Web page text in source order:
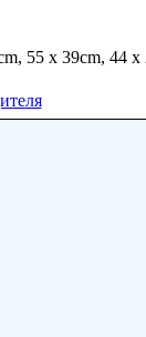
55 x 39cm, 44 x